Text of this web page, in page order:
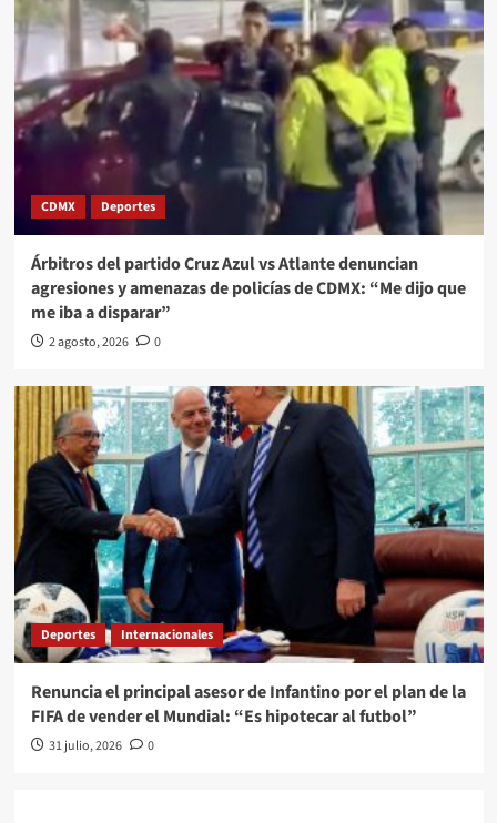
CDMX Deportes
Árbitros del partido Cruz Azul vs Atlante denuncian
agresiones y amenazas de policías de CDMX: “Me dijo que
me iba a disparar”
2 agosto, 2026 0
Deportes Internacionales
Renuncia el principal asesor de Infantino por el plan de la
FIFA de vender el Mundial: “Es hipotecar al futbol”
31 julio, 2026 0